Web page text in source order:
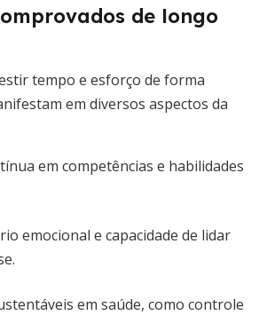
de longo
tempo e esforço de forma
em diversos aspectos da
em competências e habilidades
emocional e capacidade de lidar
em saúde, como controle